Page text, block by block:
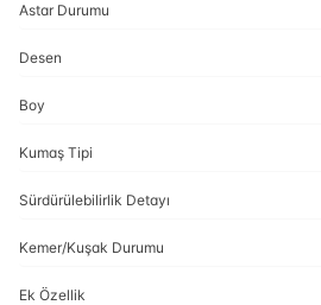
Astar Durumu
Desen
Boy
Kumaş Tipi
Sürdürülebilirlik Detayı
Kemer/Kuşak Durumu
Ek Özellik